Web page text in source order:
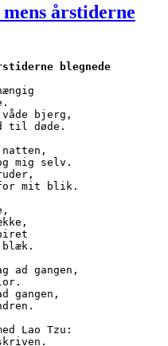
mens årstiderne
blegnede
våde bjerg,
til døde.
i natten,
og mig selv.
ruder,
for mit blik.
blæk.
ad gangen,
ad gangen,
Lao Tzu: